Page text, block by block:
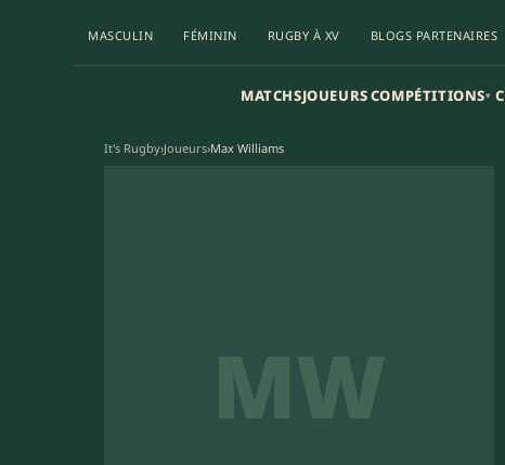
MASCULIN FÉMININ RUGBY À XV BLOGS PARTENAIRES
MATCHSJOUEURSCOMPÉTITIONS▾
It's Rugby›Joueurs›Max Williams
MW